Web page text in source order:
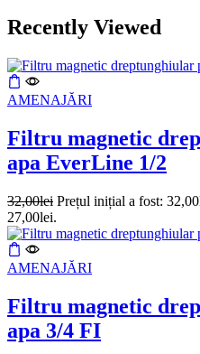
Recently Viewed
AMENAJĂRI
Filtru magnetic
apa EverLine 1/2
32,00lei Prețul inițial a fost:
27,00lei.
AMENAJĂRI
Filtru magnetic
apa 3/4 FI